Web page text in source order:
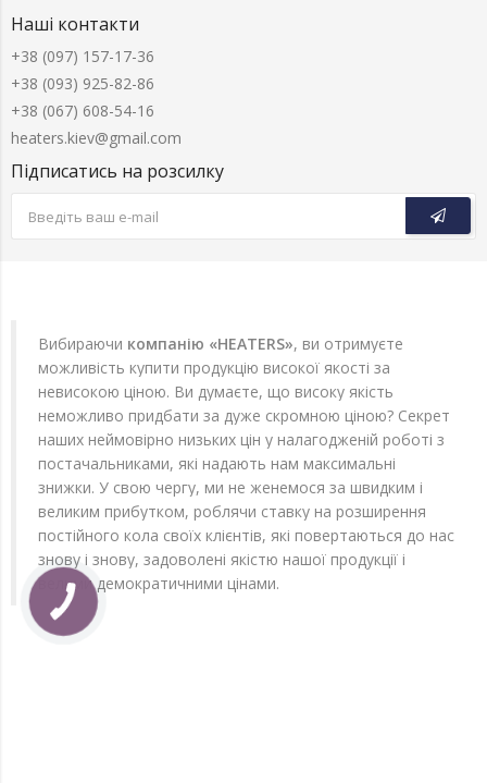
Наші контакти
+38 (097) 157-17-36
+38 (093) 925-82-86
+38 (067) 608-54-16
heaters.kiev@gmail.com
Підписатись на розсилку
Вибираючи компанію «HEATERS», ви отримуєте
можливість купити продукцію високої якості за
невисокою ціною. Ви думаєте, що високу якість
неможливо придбати за дуже скромною ціною? Секрет
наших неймовірно низьких цін у налагодженій роботі з
постачальниками, які надають нам максимальні
знижки. У свою чергу, ми не женемося за швидким і
великим прибутком, роблячи ставку на розширення
постійного кола своїх клієнтів, які повертаються до нас
знову і знову, задоволені якістю нашої продукції і
вельми демократичними цінами.
КНОПКА
ЗВ'ЯЗКУ